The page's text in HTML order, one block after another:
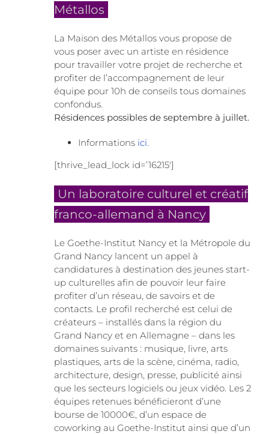
Métallos
La Maison des Métallos vous propose de
vous poser avec un artiste en résidence
pour travailler votre projet de recherche et
profiter de l’accompagnement de leur
équipe pour 10h de conseils tous domaines
confondus.
Résidences possibles de septembre à juillet.
Informations ici
[thrive_lead_lock id=’16215′]
Un laboratoire culturel et créatif
franco-allemand à Nancy
Le Goethe-Institut Nancy et la Métropole du
Grand Nancy lancent un appel à
candidatures à destination des jeunes start-
up culturelles afin de pouvoir leur faire
profiter d’un réseau, de savoirs et de
contacts. Le profil recherché est celui de
créateurs – installés dans la région du
Grand Nancy et en Allemagne – dans les
domaines suivants : musique, livre, arts
plastiques, arts de la scène, cinéma, radio,
architecture, design, presse, publicité ainsi
que les secteurs logiciels ou jeux vidéo. Les 2
équipes retenues bénéficieront d’une
bourse de 10000€, d’un espace de
coworking au Goethe-Institut ainsi que d’un